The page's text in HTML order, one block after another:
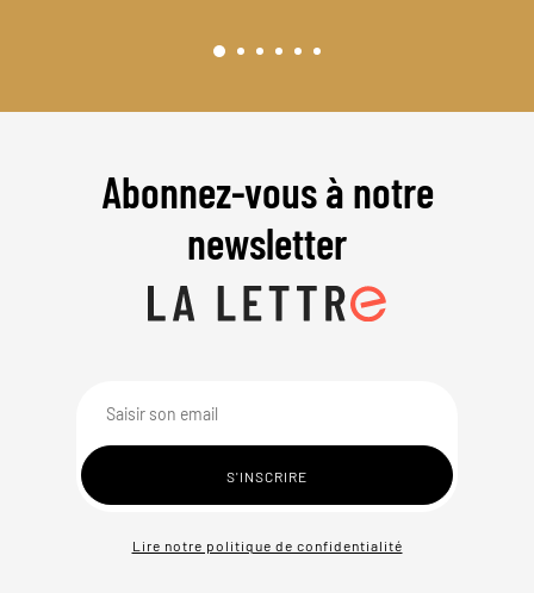
Abonnez-vous à notre
newsletter
Lire notre politique de confidentialité